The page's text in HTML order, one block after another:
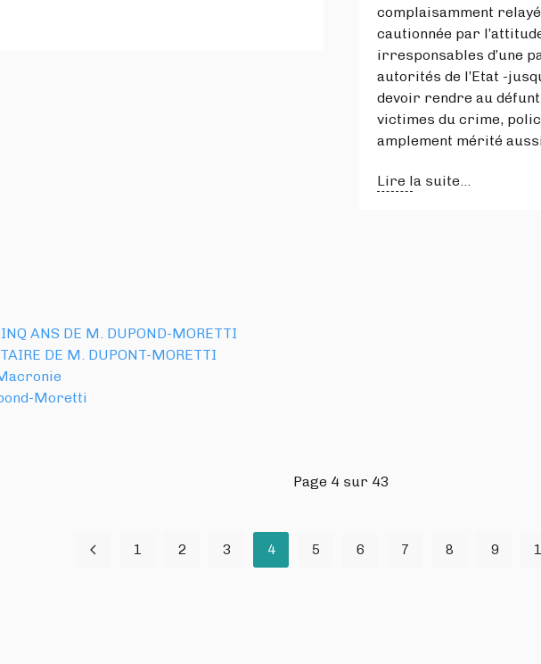
complaisamment
cautionnée par
irresponsables d’une
autorités de l’Etat -
devoir rendre au
victimes du crime,
amplement mérité
Lire la suite...
ANS DE M. DUPOND-MORETTI
DE M. DUPONT-MORETTI
Moretti
Page 4 sur 43
1 2 3 4 5 6 7 8 9